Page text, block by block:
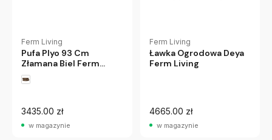
Ferm Living
Pufa Plyo 93 Cm
Złamana Biel Ferm
Living
3435.00 zł
w magazynie
Ferm Living
Ławka Ogrodowa Deya
Ferm Living
4665.00 zł
w magazynie